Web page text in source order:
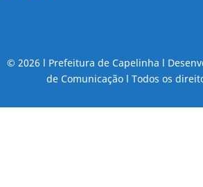
© 2026 l Prefeitura de Capelinha l
de Comunicação l Todos os